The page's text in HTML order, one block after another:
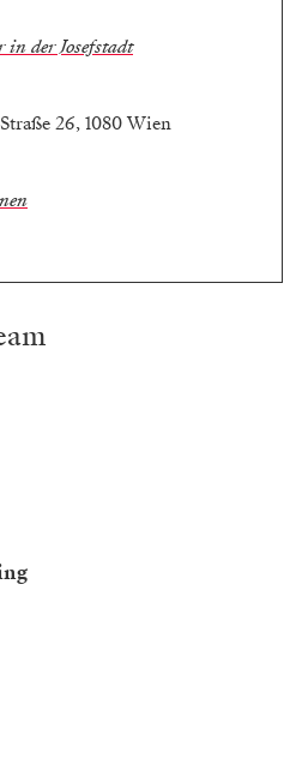
in der Josefstadt
26, 1080 Wien